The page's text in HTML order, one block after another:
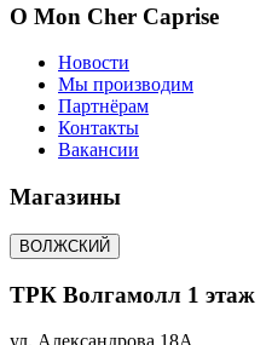
О Mon Cher Caprise
Новости
Мы производим
Партнёрам
Контакты
Вакансии
Магазины
ВОЛЖСКИЙ
ТРК Волгамолл 1 этаж